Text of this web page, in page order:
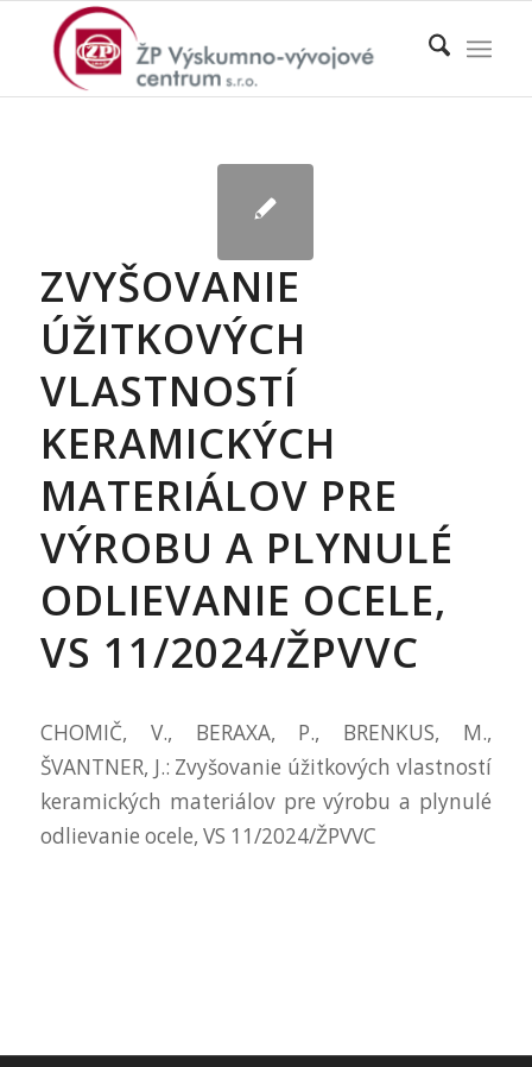
ZVYŠOVANIE
ÚŽITKOVÝCH
VLASTNOSTÍ
KERAMICKÝCH
MATERIÁLOV PRE
VÝROBU A PLYNULÉ
ODLIEVANIE OCELE,
VS 11/2024/ŽPVVC
CHOMIČ, V., BERAXA, P., BRENKUS, M.,
ŠVANTNER, J.: Zvyšovanie úžitkových vlastností
keramických materiálov pre výrobu a plynulé
odlievanie ocele, VS 11/2024/ŽPVVC